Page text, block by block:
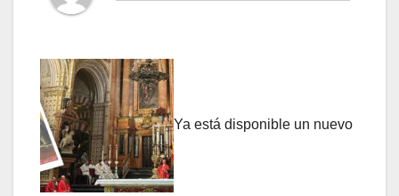
Ya está disponible un nuevo